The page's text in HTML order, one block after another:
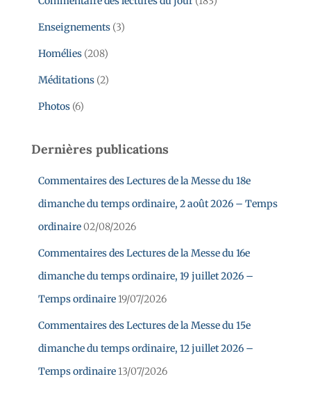
Enseignements (3)
Homélies (208)
Méditations (2)
Photos (6)
Dernières publications
Commentaires des Lectures de la Messe du 18e
dimanche du temps ordinaire, 2 août 2026 – Temps
ordinaire02/08/2026
Commentaires des Lectures de la Messe du 16e
dimanche du temps ordinaire, 19 juillet 2026 –
Temps ordinaire 19/07/2026
Commentaires des Lectures de la Messe du 15e
dimanche du temps ordinaire, 12 juillet 2026 –
Temps ordinaire 13/07/2026